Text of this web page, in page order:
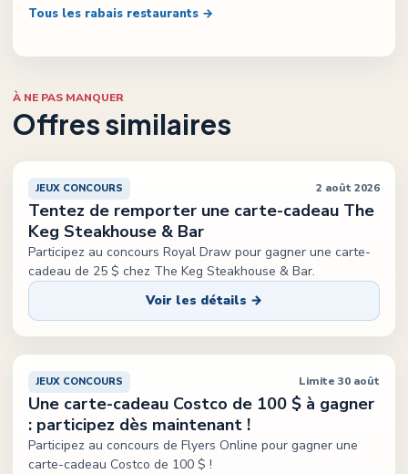
Tous les rabais restaurants →
À NE PAS MANQUER
Offres similaires
JEUX CONCOURS 2 août 2026
Tentez de remporter une carte-cadeau The
Keg Steakhouse & Bar
Participez au concours Royal Draw pour gagner une carte-
cadeau de 25 $ chez The Keg Steakhouse & Bar.
Voir les détails →
JEUX CONCOURS Limite 30 août
Une carte-cadeau Costco de 100 $ à gagner
: participez dès maintenant !
Participez au concours de Flyers Online pour gagner une
carte-cadeau Costco de 100 $ !